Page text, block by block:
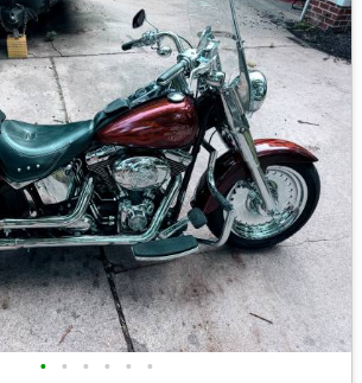
• • • • • •